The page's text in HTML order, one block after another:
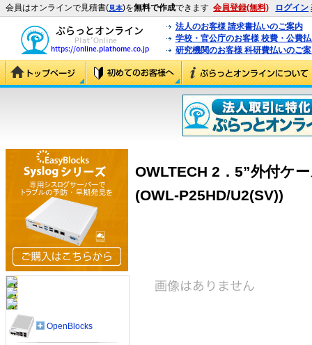
会員はオンラインで見積書(見本)を無料で作成できます 会員登録(無料) ログイン
法人のお客様 請求書払いのご案内
学校・官公庁のお客様 校費・公費
研究機関のお客様 科研費払いのご
OWLTECH 2．5”外付ケ
(OWL-P25HD/U2(SV))
OpenBlocks